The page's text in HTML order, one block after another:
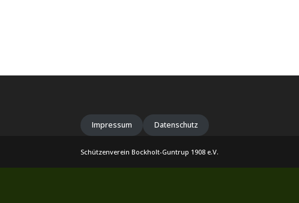
Impressum Datenschutz
Schützenverein Bockholt-Guntrup 1908 e.V.